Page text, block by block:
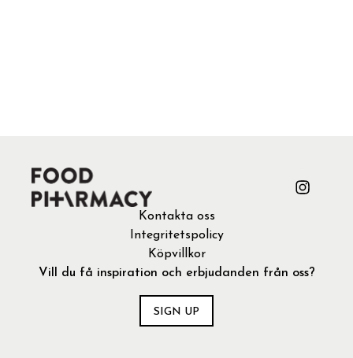
Kontakta oss
Integritetspolicy
Köpvillkor
Vill du få inspiration och erbjudanden från oss?
SIGN UP